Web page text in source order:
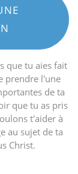
que tu aies fait
prendre l'une
de ta
que tu as pris
t'aider à
au sujet de ta
Christ.